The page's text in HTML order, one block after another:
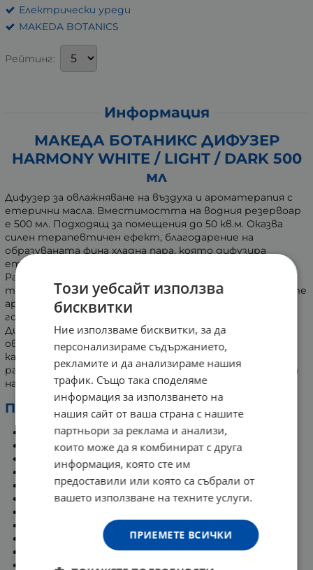
Електрически уреди
MAKEDA BOTANICS
Рейтинг:
Информация
МАКЕДА БОТАНИКС ДИФУЗЕР
HARMONY WHITE / LIGHT / DARK 500
мл
Дифузер за овлажняване на въздуха и ароматерапия с
етерични масла. Вместимостта на водния резервоар
е 500 мл. Подходящ за помещения до 50 кв.м. Оказва
силен терапевтичен ефект, благодарение на
образуваната фина хладна пара, която дифузира
етеричните масла във въздуха.
Работи без нагряване, благодарение на ултразвукова
технология. Здравословен заместител на токсичните
ароматизатори и ароматните свещи, които при
горене отделят вредни вещества.
Дифузерът е добър начин за пречистване и
овлажняване на въздуха, като се усвояват ценните
качества на етеричните масла. Ултразвуков диск
разлага маслото на фини частици, които чрез парата
насищат въздуха и неутрализират прахта.
Ползи:
Облекчава запушен нос и кашлица.
Допринася за спокоен сън и почивка.
Облекчава вирусни и грипни състояния.
Подобрява имунната система.
Стерилизира въздуха.
Подобрява концентрацията.
Овлажнява въздуха.
Баласира емоциите.
Помага при депресия и тревожни състояния.
Прочиства от микроби, бактерии и прах.
Този уебсайт използва
бисквитки
Ние използваме бисквитки, за да
персонализираме съдържанието,
рекламите и да анализираме нашия
трафик. Също така споделяме
информация за използването на
нашия сайт от ваша страна с нашите
партньори за реклама и анализи,
които може да я комбинират с друга
информация, която сте им
предоставили или която са събрали от
вашето използване на техните услуги.
ПРИЕМЕТЕ ВСИЧКИ